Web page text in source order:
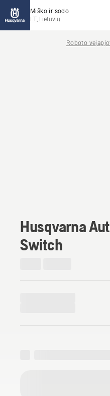
Miško ir sodo
LT, Lietuvių
Roboto
Husqvarna
Switch